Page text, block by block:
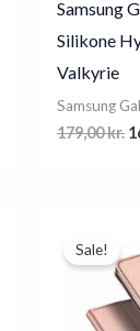
Samsung
Silikone
Valkyrie
Samsung
179,00kr.
Sale!